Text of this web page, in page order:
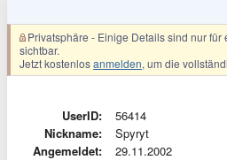
Privatsphäre - Einige Details sind nur
sichtbar.
Jetzt kostenlosanmelden, um die
UserID:
56414
Nickname:
Spyryt
Angemeldet:
29.11.2002